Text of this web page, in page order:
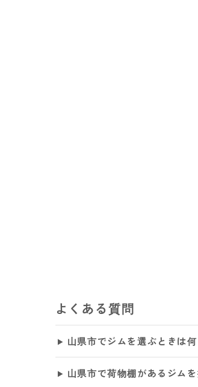
よくある質問
山県市でジムを選ぶときは
山県市で荷物棚があるジム